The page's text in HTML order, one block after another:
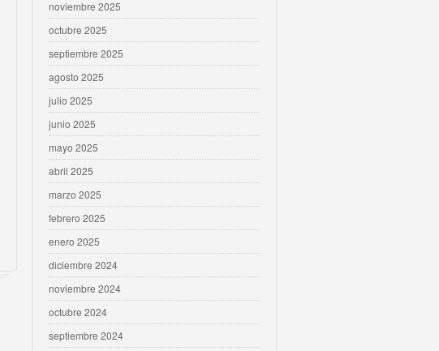
noviembre 2025
octubre 2025
septiembre 2025
agosto 2025
julio 2025
junio 2025
mayo 2025
abril 2025
marzo 2025
febrero 2025
enero 2025
diciembre 2024
noviembre 2024
octubre 2024
septiembre 2024